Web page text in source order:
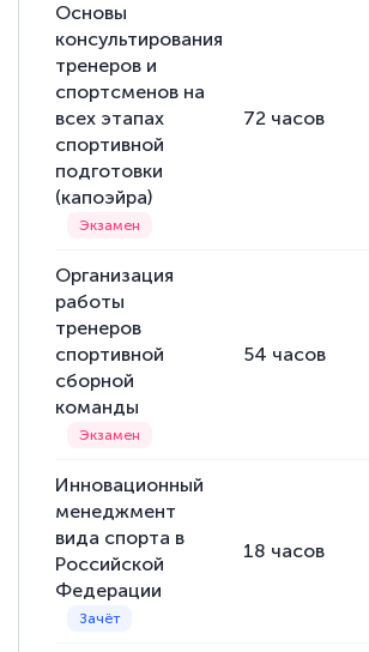
Основы
консультирования
тренеров и
спортсменов на
всех этапах
спортивной
подготовки
(капоэйра)
72 часов
Организация
работы
тренеров
спортивной
сборной
команды
54 часов
Инновационный
менеджмент
вида спорта в
Российской
Федерации
18 часов